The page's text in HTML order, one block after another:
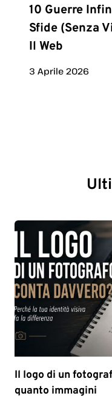
10 Guerre
Sfide (senza
Il Web
3 Aprile 2026
Il logo di un
quanto immagini